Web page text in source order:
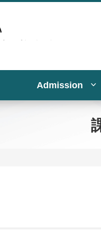
Admission